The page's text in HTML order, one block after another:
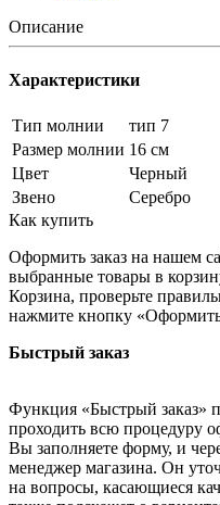
Описание
Характеристики
Тип молнии
тип 7
Размер молнии 16 см
Цвет
Черный
Звено
Серебро
Как купить
Оформить заказ на нашем
выбранные товары в
Корзина, проверьте
нажмите кнопку «Оформить
Быстрый заказ
Функция «Быстрый заказ»
проходить всю процедуру
Вы заполняете форму, и
менеджер магазина. Он
на вопросы, касающиеся